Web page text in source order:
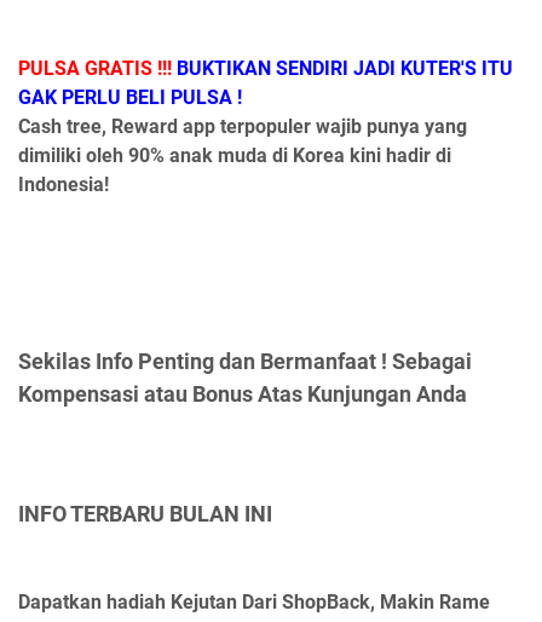
PULSA GRATIS !!! BUKTIKAN SENDIRI JADI KUTER'S ITU
GAK PERLU BELI PULSA !
Cash tree, Reward app terpopuler wajib punya yang
dimiliki oleh 90% anak muda di Korea kini hadir di
Indonesia!
Sekilas Info Penting dan Bermanfaat ! Sebagai
Kompensasi atau Bonus Atas Kunjungan Anda
INFO TERBARU BULAN INI
Dapatkan hadiah Kejutan Dari ShopBack, Makin Rame